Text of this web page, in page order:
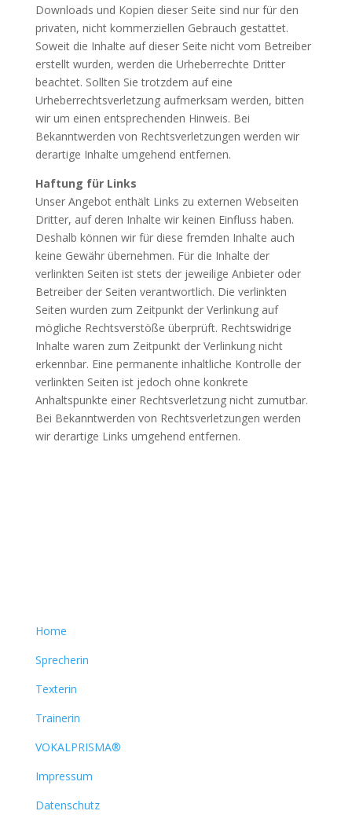
Downloads und Kopien dieser Seite sind nur für den
privaten, nicht kommerziellen Gebrauch gestattet.
Soweit die Inhalte auf dieser Seite nicht vom Betreiber
erstellt wurden, werden die Urheberrechte Dritter
beachtet. Sollten Sie trotzdem auf eine
Urheberrechtsverletzung aufmerksam werden, bitten
wir um einen entsprechenden Hinweis. Bei
Bekanntwerden von Rechtsverletzungen werden wir
derartige Inhalte umgehend entfernen.
Haftung für Links
Unser Angebot enthält Links zu externen Webseiten
Dritter, auf deren Inhalte wir keinen Einfluss haben.
Deshalb können wir für diese fremden Inhalte auch
keine Gewähr übernehmen. Für die Inhalte der
verlinkten Seiten ist stets der jeweilige Anbieter oder
Betreiber der Seiten verantwortlich. Die verlinkten
Seiten wurden zum Zeitpunkt der Verlinkung auf
mögliche Rechtsverstöße überprüft. Rechtswidrige
Inhalte waren zum Zeitpunkt der Verlinkung nicht
erkennbar. Eine permanente inhaltliche Kontrolle der
verlinkten Seiten ist jedoch ohne konkrete
Anhaltspunkte einer Rechtsverletzung nicht zumutbar.
Bei Bekanntwerden von Rechtsverletzungen werden
wir derartige Links umgehend entfernen.
Home
Sprecherin
Texterin
Trainerin
VOKALPRISMA®
Impressum
Datenschutz